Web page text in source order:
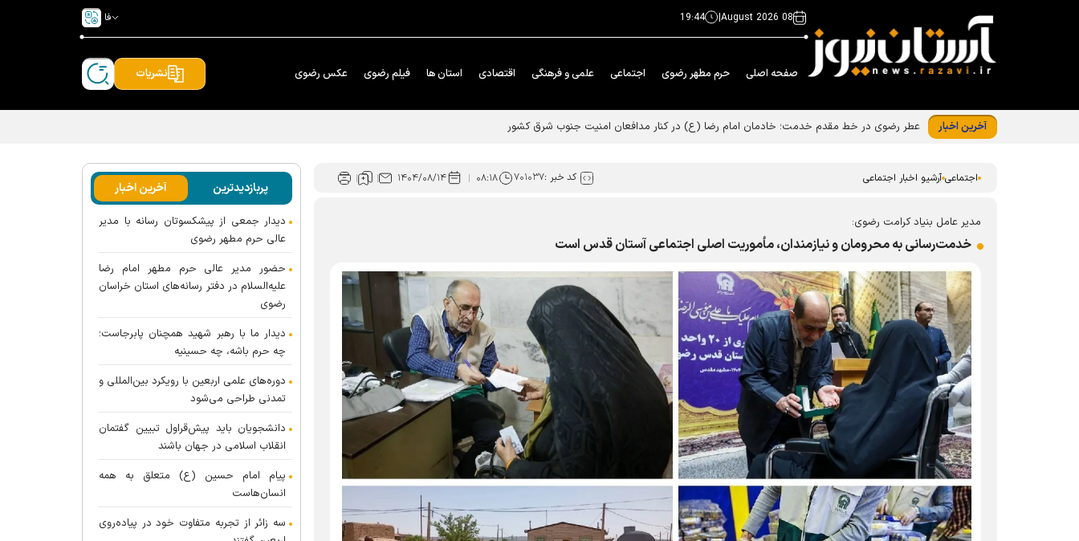
08 August 2026
|
19:44 فا
صفحه اصلی حرم مطهر رضوی اجتماعی علمی و فرهنگی اقتصادی استان ها فیلم رضوی عکس رضوی نشریات
آخرین اخبار عطر رضوی در خط مقدم خدمت؛ خادمان امام رضا (ع) در کنار مدافعان امنیت جنوب شرق کشور
اجتماعی آرشیو اخبار اجتماعی کد خبر :۷۰۱۰۳۷ ۰۸:۱۸ ۱۴۰۴/۰۸/۱۴
مدیر عامل بنیاد کرامت رضوی:
خدمت‌رسانی به محرومان و نیازمندان، مأموریت اصلی اجتماعی آستان قدس است
پربازدیدترین آخرین اخبار
دیدار جمعی از پیشکسوتان رسانه با مدیر
عالی حرم مطهر رضوی
حضور مدیر عالی حرم مطهر امام رضا
علیه‌السلام در دفتر رسانه‌های استان خراسان
رضوی
دیدار ما با رهبر شهید همچنان پابرجاست؛
چه حرم باشه، چه حسینیه
دوره‌های علمی اربعین با رویکرد بین‌المللی و
تمدنی طراحی می‌شود
دانشجویان باید پیش‌قراول تبیین گفتمان
انقلاب اسلامی در جهان باشند
پیام امام حسین (ع) متعلق به همه
انسان‌هاست
سه زائر از تجربه متفاوت خود در پیاده‌روی